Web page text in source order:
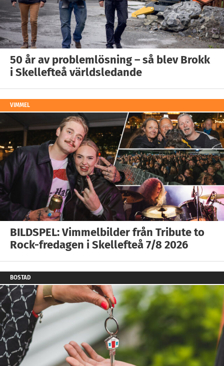
50 år av problemlösning – så blev Brokk
i Skellefteå världsledande
VIMMEL
BILDSPEL: Vimmelbilder från Tribute to
Rock-fredagen i Skellefteå 7/8 2026
BOSTAD